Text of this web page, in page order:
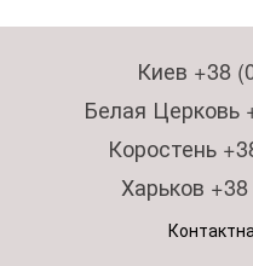
Киев +38
Белая Церковь
Коростень
Харьков